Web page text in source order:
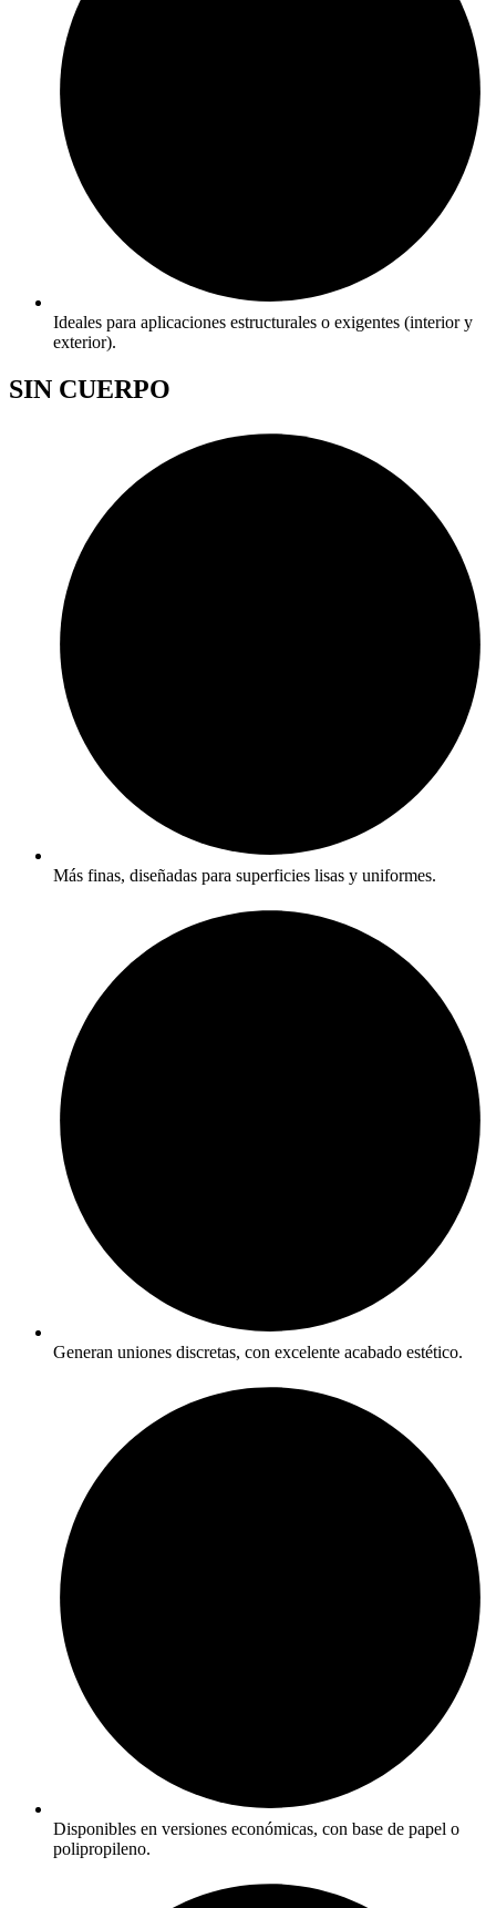
Ideales para aplicaciones estructurales o exigentes (interior y
exterior).
SIN CUERPO
Más finas, diseñadas para superficies lisas y uniformes.
Generan uniones discretas, con excelente acabado estético.
Disponibles en versiones económicas, con base de papel o
polipropileno.